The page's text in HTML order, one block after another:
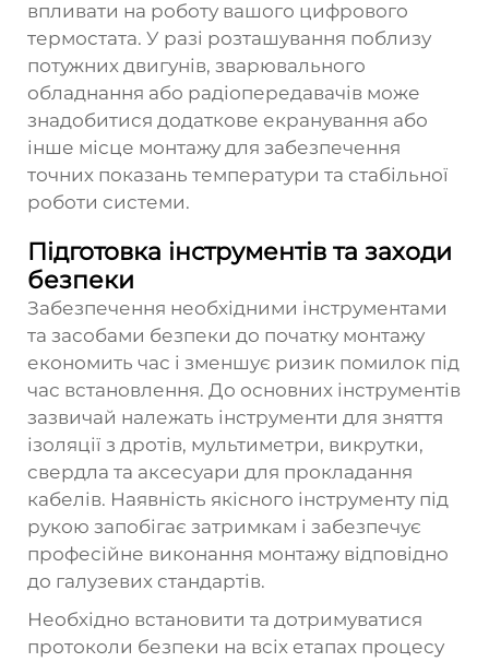
впливати на роботу вашого цифрового
термостата. У разі розташування поблизу
потужних двигунів, зварювального
обладнання або радіопередавачів може
знадобитися додаткове екранування або
інше місце монтажу для забезпечення
точних показань температури та стабільної
роботи системи.
Підготовка інструментів та заходи
безпеки
Забезпечення необхідними інструментами
та засобами безпеки до початку монтажу
економить час і зменшує ризик помилок під
час встановлення. До основних інструментів
зазвичай належать інструменти для зняття
ізоляції з дротів, мультиметри, викрутки,
свердла та аксесуари для прокладання
кабелів. Наявність якісного інструменту під
рукою запобігає затримкам і забезпечує
професійне виконання монтажу відповідно
до галузевих стандартів.
Необхідно встановити та дотримуватися
протоколи безпеки на всіх етапах процесу